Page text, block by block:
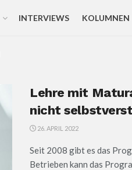
INTERVIEWS KOLUMNEN
Lehre mit
nicht
26. APRIL 2022
Seit 2008 gibt es das
Betrieben kann das